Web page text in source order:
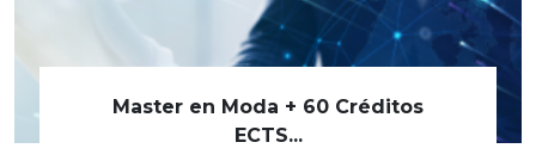
Master en Moda + 60 Créditos
ECTS...